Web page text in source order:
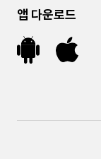
앱 다운로드